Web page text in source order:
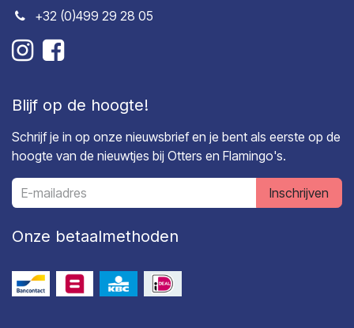
+32 (0)499 29 28 05
Blijf op de hoogte!
Schrijf je in op onze nieuwsbrief en je bent als eerste op de
hoogte van de nieuwtjes bij Otters en Flamingo's.
Inschrijven
Onze betaalmethoden